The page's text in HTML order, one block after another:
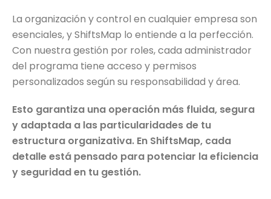
La organización y control en cualquier empresa son
esenciales, y ShiftsMap lo entiende a la perfección.
Con nuestra gestión por roles, cada administrador
del programa tiene acceso y permisos
personalizados según su responsabilidad y área.
Esto garantiza una operación más fluida, segura
y adaptada a las particularidades de tu
estructura organizativa. En ShiftsMap, cada
detalle está pensado para potenciar la eficiencia
y seguridad en tu gestión.